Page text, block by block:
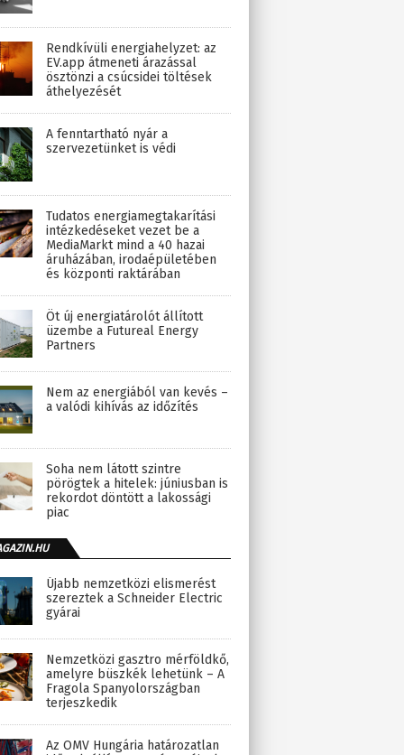
Rendkívüli energiahelyzet: az
EV.app átmeneti árazással
ösztönzi a csúcsidei töltések
áthelyezését
A fenntartható nyár a
szervezetünket is védi
Tudatos energiamegtakarítási
intézkedéseket vezet be a
MediaMarkt mind a 40 hazai
áruházában, irodaépületében
és központi raktárában
Öt új energiatárolót állított
üzembe a Futureal Energy
Partners
Nem az energiából van kevés –
a valódi kihívás az időzítés
Soha nem látott szintre
pörögtek a hitelek: júniusban is
rekordot döntött a lakossági
piac
Újabb nemzetközi elismerést
szereztek a Schneider Electric
gyárai
Nemzetközi gasztro mérföldkő,
amelyre büszkék lehetünk – A
Fragola Spanyolországban
terjeszkedik
Az OMV Hungária határozatlan